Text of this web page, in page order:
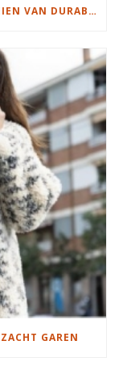
MOOIE DIKGESTREEPTE SOKKEN BREIEN VAN DURABLE GAREN
GAREN